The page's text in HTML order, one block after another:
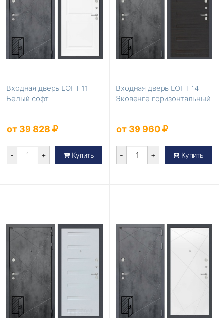
Входная дверь LOFT 11 -
Белый софт
от 39 828
- + Купить
Входная дверь LOFT 14 -
Эковенге горизонтальный
от 39 960
- + Купить